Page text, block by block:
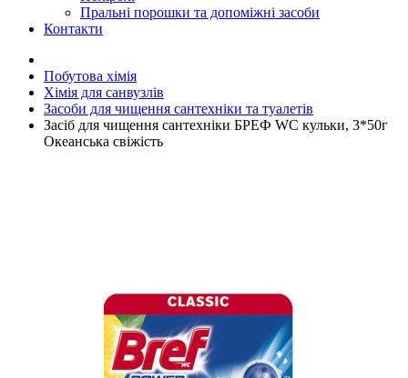
Пральні порошки та допоміжні засоби
Контакти
Побутова хімія
Хімія для санвузлів
Засоби для чищення сантехніки та туалетів
Засіб для чищення сантехніки БРЕФ WC кульки, 3*50г
Океанська свіжість